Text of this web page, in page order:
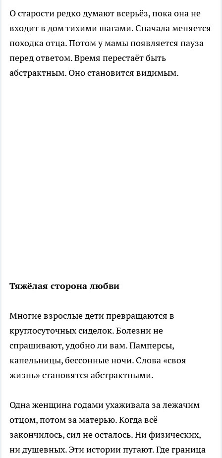
О старости редко думают всерьёз, пока она не
входит в дом тихими шагами. Сначала меняется
походка отца. Потом у мамы появляется пауза
перед ответом. Время перестаёт быть
абстрактным. Оно становится видимым.
Тяжёлая сторона любви
Многие взрослые дети превращаются в
круглосуточных сиделок. Болезни не
спрашивают, удобно ли вам. Памперсы,
капельницы, бессонные ночи. Слова «своя
жизнь» становятся абстрактными.
Одна женщина годами ухаживала за лежачим
отцом, потом за матерью. Когда всё
закончилось, сил не осталось. Ни физических,
ни душевных. Эти истории пугают. Где граница